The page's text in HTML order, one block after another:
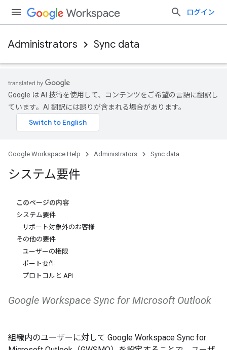
ログイン
Administrators Sync data
Google は AI 技術を使用して、コンテンツをご希望の言語に翻訳し
ています。AI 翻訳には誤りが含まれる場合があります。
Google Workspace Help Administrators Sync data
システム要件
このページの内容
システム要件
サポート対象外のお客様
その他の要件
ユーザーの権限
ポート要件
プロトコルと API
Google Workspace Sync for Microsoft Outlook
組織内のユーザーに対して Google Workspace Sync for